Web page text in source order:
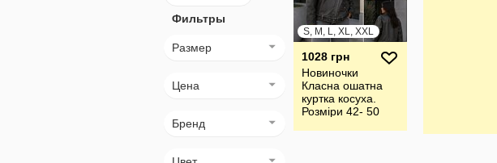
Фильтры
Размер
Цена
Бренд
S, M, L, XL, XXL
1028 грн
Новиночки
Класна ошатна
куртка косуха.
Розміри 42- 50